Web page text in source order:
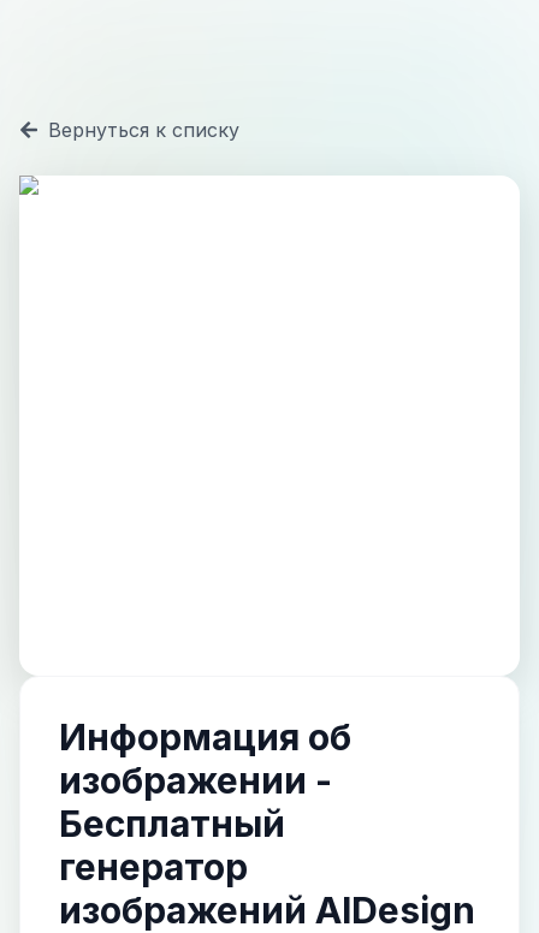
Вернуться к списку
Информация об
изображении -
Бесплатный
генератор
изображений AIDesign